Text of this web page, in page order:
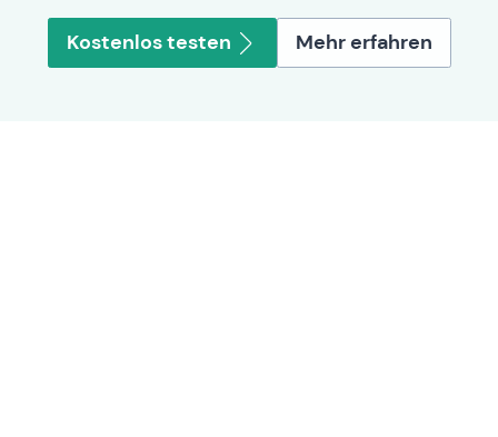
Kostenlos testen Mehr erfahren